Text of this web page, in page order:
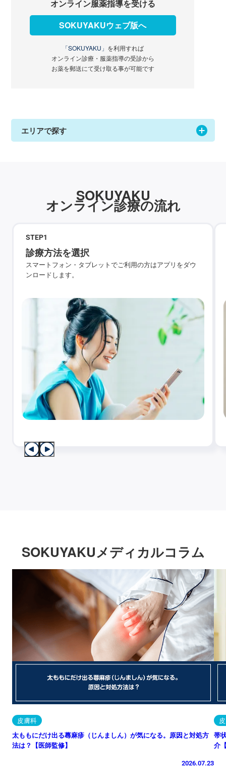
オンライン服薬指導を受ける
SOKUYAKUウェブ版へ
「SOKUYAKU」 を利用すれば
オンライン診療・服薬指導の受診から
お薬を郵送にて受け取る事が可能です
エリアで探す
SOKUYAKU
オンライン診療の流れ
STEP1
診療方法を選択
スマートフォン・タブレットでご利用の方はアプリをダウ
ンロードします。
SOKUYAKUメディカルコラム
皮膚科
太ももにだけ出る蕁麻疹（じんましん）が気になる。原因と対処方
法は？【医師監修】
2026.07.23
帯
介